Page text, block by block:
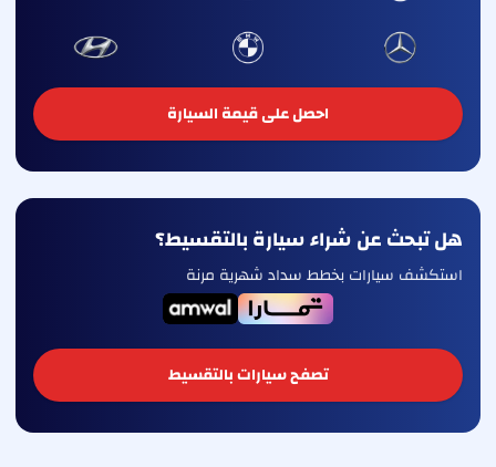
احصل على قيمة السيارة
هل تبحث عن شراء سيارة بالتقسيط؟
استكشف سيارات بخطط سداد شهرية مرنة
تصفح سيارات بالتقسيط